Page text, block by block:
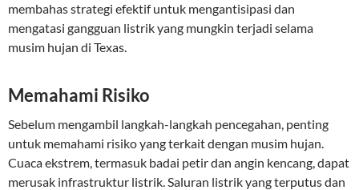
membahas strategi efektif untuk mengantisipasi dan
mengatasi gangguan listrik yang mungkin terjadi selama
musim hujan di Texas.
Memahami Risiko
Sebelum mengambil langkah-langkah pencegahan, penting
untuk memahami risiko yang terkait dengan musim hujan.
Cuaca ekstrem, termasuk badai petir dan angin kencang, dapat
merusak infrastruktur listrik. Saluran listrik yang terputus dan